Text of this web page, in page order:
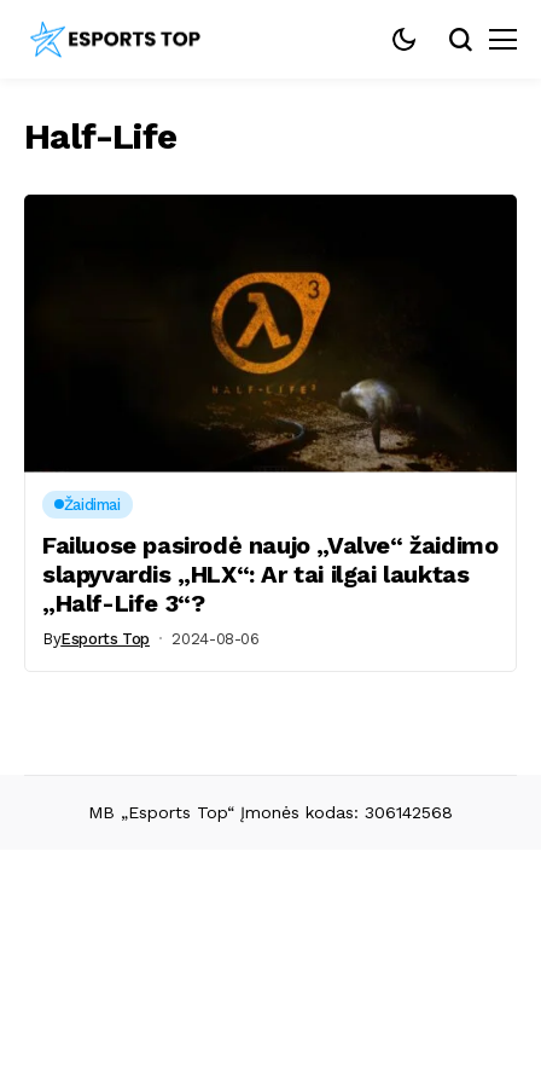
Half-Life
Žaidimai
Failuose pasirodė naujo „Valve“ žaidimo
slapyvardis „HLX“: Ar tai ilgai lauktas
„Half-Life 3“?
ByEsports Top 2024-08-06
MB „Esports Top“ Įmonės kodas: 306142568